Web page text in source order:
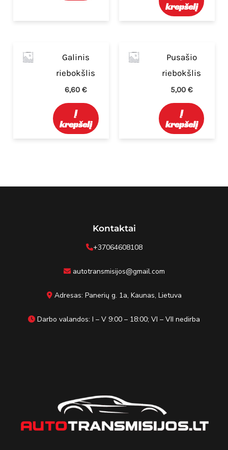
krepšelį
Galinis
riebokšlis
6,60€
Į
krepšelį
Pusašio
riebokšlis
5,00€
Į
krepšelį
Kontaktai
+37064608108
autotransmisijos@gmail.com
Adresas: Panerių g. 1a, Kaunas, Lietuva
Darbo valandos: I – V 9:00 – 18:00; VI – VII nedirba